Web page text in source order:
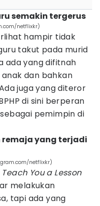
semakin tergerus
netflixkr)
hampir tidak
takut pada murid
ada yang difitnah
dan bahkan
juga yang diteror
di sini berperan
pemimpin di
remaja yang terjadi
netflixkr)
Teach You a Lesson
melakukan
tapi ada yang